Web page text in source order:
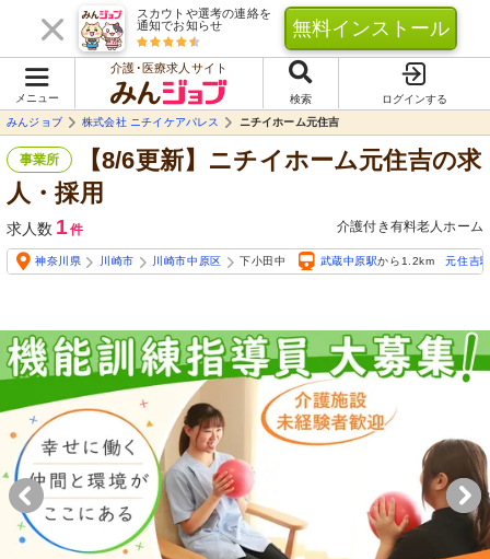
スカウトや選考の連絡を
通知でお知らせ
無料インストール
メニュー
介護･医療求人サイト
検索
ログインする
みんジョブ
株式会社 ニチイケアパレス ニチイホーム元住吉
事業所
【8/6更新】ニチイホーム元住吉の求
人・採用
求人数 1 件 介護付き有料老人ホーム
神奈川県 川崎市 川崎市中原区 下小田中 武蔵中原駅から1.2km 元住吉